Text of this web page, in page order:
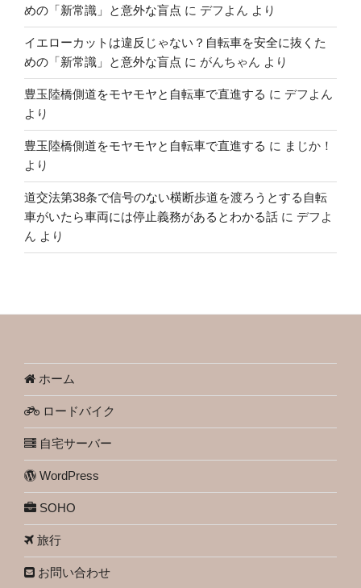
めの「新常識」と意外な盲点 に デフよん より
イエローカットは違反じゃない？自転車を安全に抜くた
めの「新常識」と意外な盲点 に がんちゃん より
豊玉陸橋側道をモヤモヤと自転車で直進する に デフよん
より
豊玉陸橋側道をモヤモヤと自転車で直進する に まじか！
より
道交法第38条で信号のない横断歩道を渡ろうとする自転
車がいたら車両には停止義務があるとわかる話 に デフよ
ん より
ホーム
ロードバイク
自宅サーバー
WordPress
SOHO
旅行
お問い合わせ